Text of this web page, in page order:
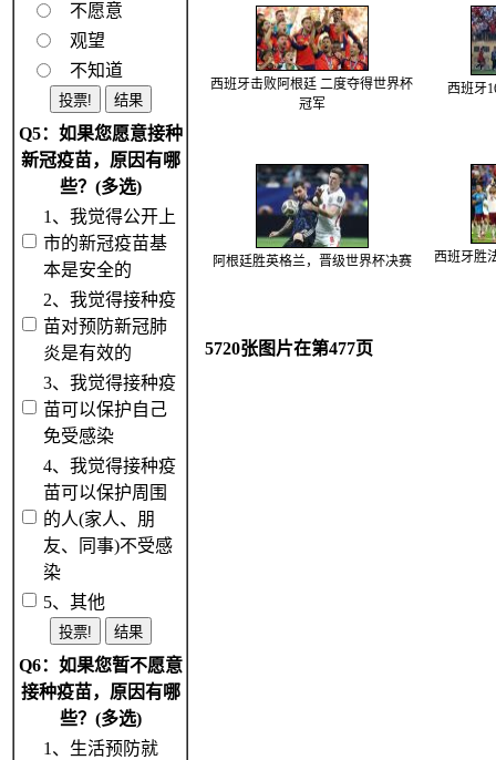
不愿意
观望
不知道
Q5：如果您愿意接种
新冠疫苗，原因有哪
些？(多选)
1、我觉得公开上
市的新冠疫苗基
本是安全的
2、我觉得接种疫
苗对预防新冠肺
炎是有效的
3、我觉得接种疫
苗可以保护自己
免受感染
4、我觉得接种疫
苗可以保护周围
的人(家人、朋
友、同事)不受感
染
5、其他
Q6：如果您暂不愿意
接种疫苗，原因有哪
些？(多选)
1、生活预防就
西班牙击败阿根廷 二度夺得世界杯
冠军
西班牙
阿根廷胜英格兰，晋级世界杯决赛 西班牙胜
5720张图片在第477页